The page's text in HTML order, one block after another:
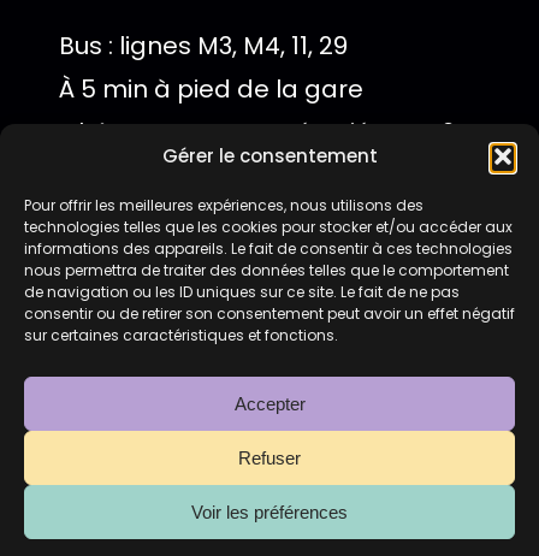
Gérer le consentement
Pour offrir les meilleures expériences, nous utilisons des
technologies telles que les cookies pour stocker et/ou accéder aux
informations des appareils. Le fait de consentir à ces technologies
nous permettra de traiter des données telles que le comportement
de navigation ou les ID uniques sur ce site. Le fait de ne pas
consentir ou de retirer son consentement peut avoir un effet négatif
sur certaines caractéristiques et fonctions.
Accepter
Refuser
Voir les préférences
Bus : lignes M3, M4, 11, 29
À 5 min à pied de la gare
Châteaucreux Entrée piétons : 2
Montplaisir
Parking surveillé
Stationnement facile avec
parking privatif à 2€ la journée (15
places disponibles) juste devant
Le Mikonos©2026–Mentions Légales